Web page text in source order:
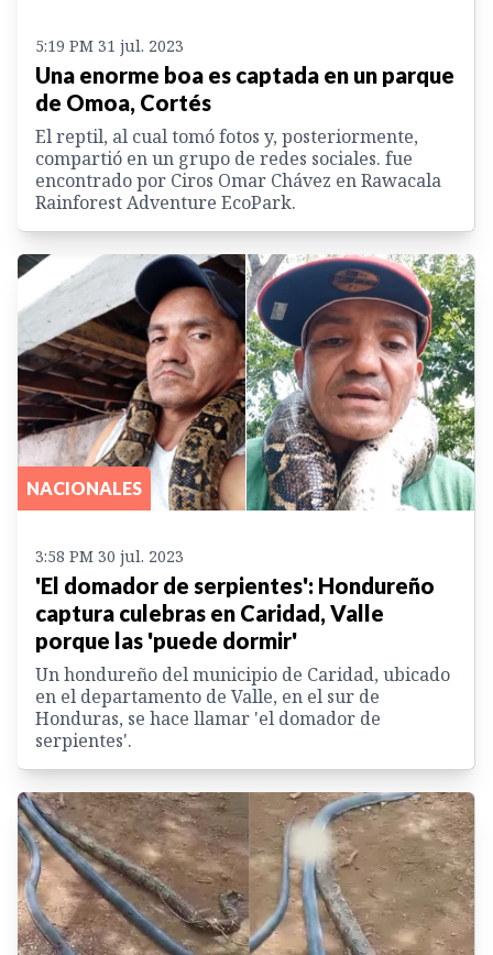
5:19 PM 31 jul. 2023
Una enorme boa es captada en un parque
de Omoa, Cortés
El reptil, al cual tomó fotos y, posteriormente,
compartió en un grupo de redes sociales. fue
encontrado por Ciros Omar Chávez en Rawacala
Rainforest Adventure EcoPark.
NACIONALES
3:58 PM 30 jul. 2023
'El domador de serpientes': Hondureño
captura culebras en Caridad, Valle
porque las 'puede dormir'
Un hondureño del municipio de Caridad, ubicado
en el departamento de Valle, en el sur de
Honduras, se hace llamar 'el domador de
serpientes'.